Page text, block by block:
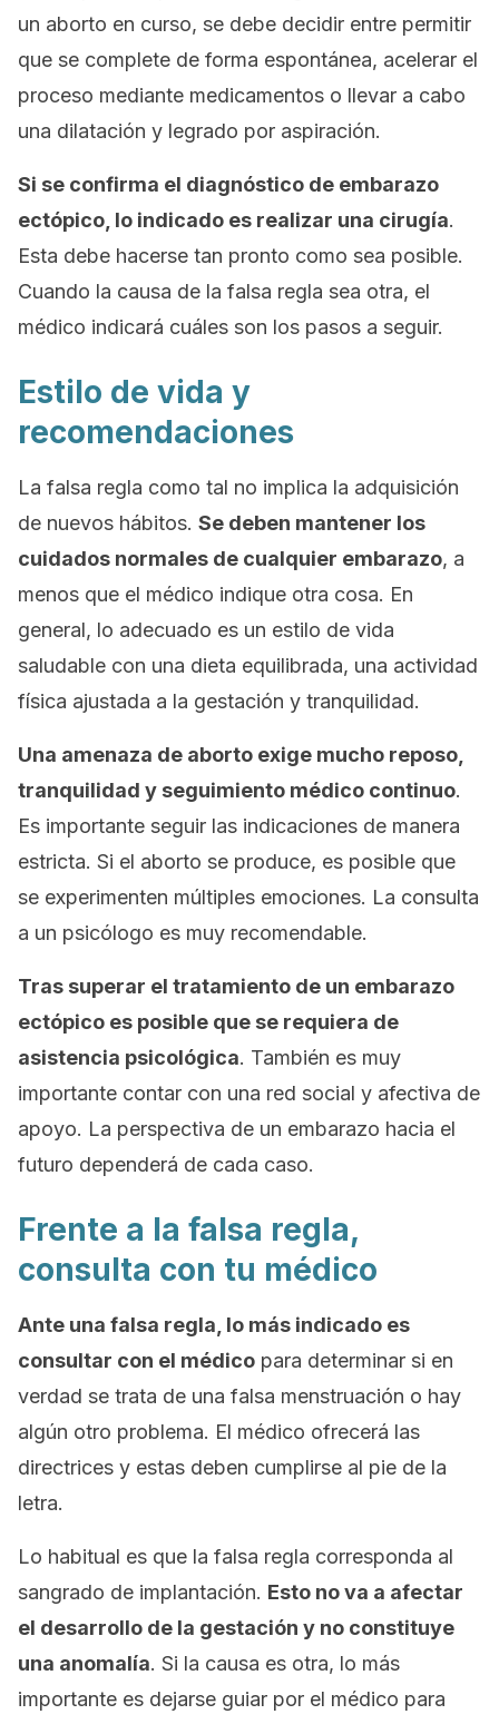
un aborto en curso, se debe decidir entre permitir
que se complete de forma espontánea, acelerar el
proceso mediante medicamentos o llevar a cabo
una dilatación y legrado por aspiración.
Si se confirma el diagnóstico de embarazo
ectópico, lo indicado es realizar una cirugía.
Esta debe hacerse tan pronto como sea posible.
Cuando la causa de la falsa regla sea otra, el
médico indicará cuáles son los pasos a seguir.
Estilo de vida y
recomendaciones
La falsa regla como tal no implica la adquisición
de nuevos hábitos. Se deben mantener los
cuidados normales de cualquier embarazo, a
menos que el médico indique otra cosa. En
general, lo adecuado es un estilo de vida
saludable con una dieta equilibrada, una actividad
física ajustada a la gestación y tranquilidad.
Una amenaza de aborto exige mucho reposo,
tranquilidad y seguimiento médico continuo.
Es importante seguir las indicaciones de manera
estricta. Si el aborto se produce, es posible que
se experimenten múltiples emociones. La consulta
a un psicólogo es muy recomendable.
Tras superar el tratamiento de un embarazo
ectópico es posible que se requiera de
asistencia psicológica. También es muy
importante contar con una red social y afectiva de
apoyo. La perspectiva de un embarazo hacia el
futuro dependerá de cada caso.
Frente a la falsa regla,
consulta con tu médico
Ante una falsa regla, lo más indicado es
consultar con el médico para determinar si en
verdad se trata de una falsa menstruación o hay
algún otro problema. El médico ofrecerá las
directrices y estas deben cumplirse al pie de la
letra.
Lo habitual es que la falsa regla corresponda al
sangrado de implantación. Esto no va a afectar
el desarrollo de la gestación y no constituye
una anomalía. Si la causa es otra, lo más
importante es dejarse guiar por el médico para